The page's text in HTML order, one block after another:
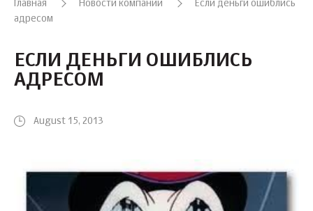
Главная Новости компании
Если деньги ошиблись
адресом
ЕСЛИ ДЕНЬГИ ОШИБЛИСЬ
АДРЕСОМ
August 15, 2013